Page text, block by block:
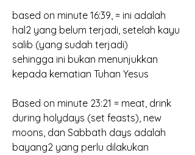
based on minute 16:39, = ini adalah
hal2 yang belum terjadi, setelah kayu
salib (yang sudah terjadi)
sehingga ini bukan menunjukkan
kepada kematian Tuhan Yesus
Based on minute 23:21 = meat, drink
during holydays (set feasts), new
moons, dan Sabbath days adalah
bayang2 yang perlu dilakukan